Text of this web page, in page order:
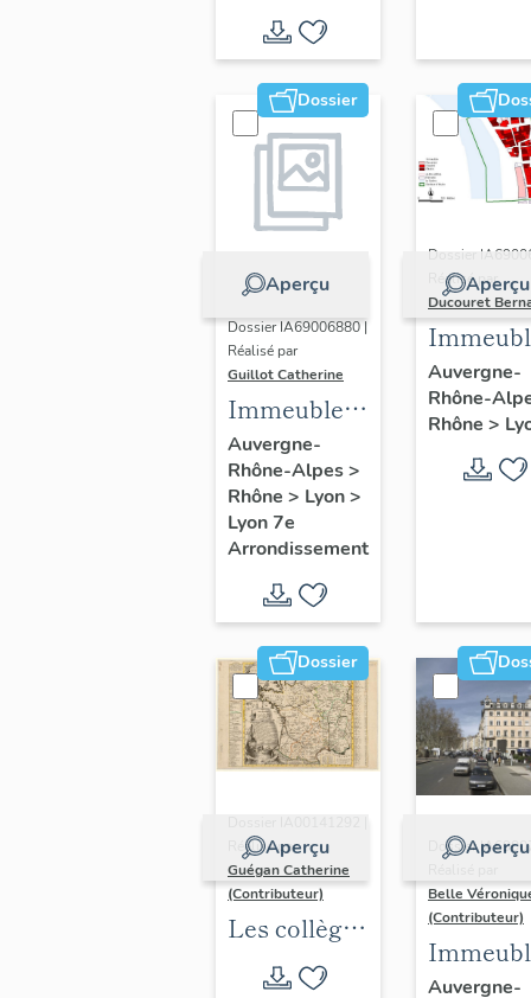
Dossier
Aperçu
Dossier IA69006880 |
Réalisé par
Guillot Catherine
Immeubles,
maisons
Auvergne-
Rhône-Alpes>
Rhône > Lyon>
Lyon 7e
Arrondissement
Aperçu
Dossier
Réalisé par
Ducouret
du
Saint-
Auvergne-
Rhône-
Rhône >
Dossier
Aperçu
Réalisé par
Guégan Catherine
(Contributeur)
Les collèges
jésuites
Aperçu
Dossier
Belle
(Contributeur)
du
Auvergne-